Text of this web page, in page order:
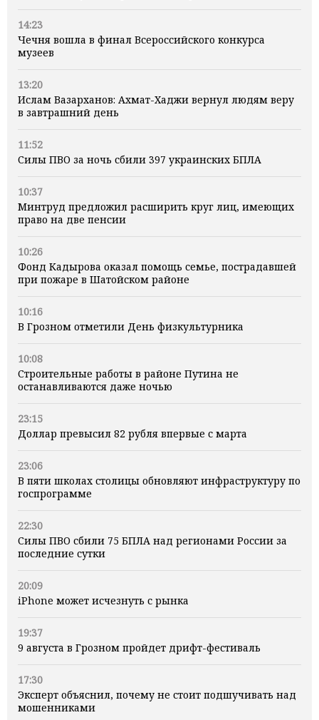
14:23
Чечня вошла в финал Всероссийского конкурса
музеев
13:20
Ислам Вазарханов: Ахмат-Хаджи вернул людям веру
в завтрашний день
11:52
Силы ПВО за ночь сбили 397 украинских БПЛА
10:37
Минтруд предложил расширить круг лиц, имеющих
право на две пенсии
10:26
Фонд Кадырова оказал помощь семье, пострадавшей
при пожаре в Шатойском районе
10:16
В Грозном отметили День физкультурника
10:08
Строительные работы в районе Путина не
останавливаются даже ночью
23:15
Доллар превысил 82 рубля впервые с марта
23:06
В пяти школах столицы обновляют инфраструктуру по
госпрограмме
22:30
Силы ПВО сбили 75 БПЛА над регионами России за
последние сутки
20:09
iPhone может исчезнуть с рынка
19:37
9 августа в Грозном пройдет дрифт-фестиваль
17:30
Эксперт объяснил, почему не стоит подшучивать над
мошенниками